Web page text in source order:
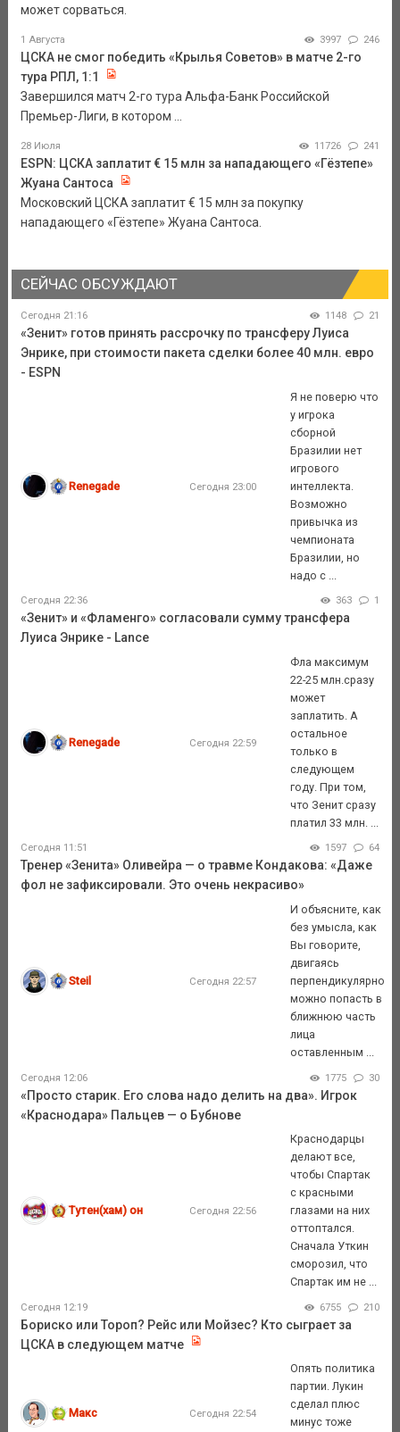
может сорваться.
1 Августа 3997 246
ЦСКА не смог победить «Крылья Советов» в матче 2-го
тура РПЛ, 1:1
Завершился матч 2-го тура Альфа-Банк Российской
Премьер-Лиги, в котором ...
28 Июля 11726 241
ESPN: ЦСКА заплатит € 15 млн за нападающего «Гёзтепе»
Жуана Сантоса
Московский ЦСКА заплатит € 15 млн за покупку
нападающего «Гёзтепе» Жуана Сантоса.
СЕЙЧАС ОБСУЖДАЮТ
Сегодня 21:16 1148 21
«Зенит» готов принять рассрочку по трансферу Луиса
Энрике, при стоимости пакета сделки более 40 млн. евро
- ESPN
Renegade Сегодня 23:00
Я не поверю что
у игрока
сборной
Бразилии нет
игрового
интеллекта.
Возможно
привычка из
чемпионата
Бразилии, но
надо с ...
Сегодня 22:36 363 1
«Зенит» и «Фламенго» согласовали сумму трансфера
Луиса Энрике - Lance
Renegade Сегодня 22:59
Фла максимум
22-25 млн.сразу
может
заплатить. А
остальное
только в
следующем
году. При том,
что Зенит сразу
платил 33 млн. ...
Сегодня 11:51 1597 64
Тренер «Зенита» Оливейра — о травме Кондакова: «Даже
фол не зафиксировали. Это очень некрасиво»
Steil Сегодня 22:57
И объясните, как
без умысла, как
Вы говорите,
двигаясь
перпендикулярно
можно попасть в
ближнюю часть
лица
оставленным ...
Сегодня 12:06 1775 30
«Просто старик. Его слова надо делить на два». Игрок
«Краснодара» Пальцев — о Бубнове
Тутен(хам) он Сегодня 22:56
Краснодарцы
делают все,
чтобы Спартак
с красными
глазами на них
оттоптался.
Сначала Уткин
сморозил, что
Спартак им не ...
Сегодня 12:19 6755 210
Бориско или Тороп? Рейс или Мойзес? Кто сыграет за
ЦСКА в следующем матче
Макс Сегодня 22:54
Опять политика
партии. Лукин
сделал плюс
минус тоже